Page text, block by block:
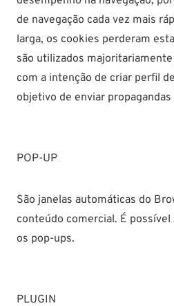
de navegação cada vez mais
larga, os cookies perderam
são utilizados
com a intenção de criar perfil
objetivo de enviar
POP-UP
São janelas automáticas do
conteúdo comercial. É
os pop-ups.
PLUGIN